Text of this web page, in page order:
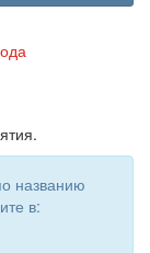
названию
в: